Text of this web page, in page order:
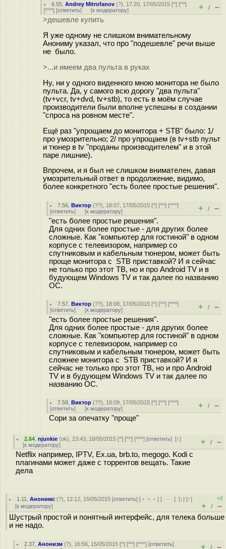
6.55 ,Andrey Mitrofanov (?), 17:20, 17/05/2015 [^] [^^]
[^^^] [ответить] [к модератору] + / –
>дешевле купить
Я уже одному не слишком внимательному
Анониму указал, что про "подешевле" речи выше
не было.
>...и имеем два пульта в руках
Ну, ни у одного виденного мною монитора не было
пульта. Да, у самого всю дорогу "два пульта"
(tv+vcr, tv+dvd, tv+stb), то есть в моём случае
производители были вполне успешны в создании
"спроса на ровном месте".
Ещё раз "упрощаем до монитора + STB" было: 1/
про умозрительно; 2/ про упрощаем (в tv+stb пульт
и тюнер в tv "проданы производителем" и в этой
паре лишние).
Впрочем, и я был не слишком внимателен, давая
умозрительный ответ в продолжение, видимо,
более конкретного "есть более простые решения".
7.56 ,Виктор (??), 18:07, 17/05/2015 [^] [^^] [^^^]
[ответить] [к модератору] + / –
"есть более простые решения".
Для одних более простые - для других более
сложные. Как "компьютер для гостиной" в одном
корпусе с телевизором, например со
спутниковым и кабельным тюнером, может быть
проще монитора с STB приставкой? И я сейчас
не только про этот ТВ, но и про Android TV и в
будующем Windows TV и так далее по названию
ОС.
7.57 ,Виктор (??), 18:08, 17/05/2015 [^] [^^] [^^^]
[ответить] [к модератору] + / –
"есть более простые решения".
Для одних более простые - для других более
сложные. Как "компьютер для гостиной" в одном
корпусе с телевизором, например со
спутниковым и кабельным тюнером, может быть
сложнее монитора с STB приставкой? И я
сейчас не только про этот ТВ, но и про Android
TV и в будующем Windows TV и так далее по
названию ОС.
7.58 ,Виктор (??), 18:09, 17/05/2015 [^] [^^] [^^^]
[ответить] [к модератору] + / –
Сори за опечатку "проще"
2.64 ,njunkie (ok), 23:43, 18/05/2015 [^] [^^] [^^^] [ответить][↑]
[к модератору] + / –
Netflix например, IPTV, Ex.ua, brb.to, megogo. Kodi с
плагинами может даже с торрентов вещать. Такие
дела
1.11 ,Анонимс (?), 12:12, 15/05/2015 [ответить] [ ﹢﹢﹢] [ · · ·][↓] [↑]
[к модератору]
+2
+ / –
Шустрый простой и понятный интерфейс, для телека больше
и не надо.
2.37 ,Анонизм (?), 16:56, 15/05/2015 [^] [^^] [^^^] [ответить]
+ / –